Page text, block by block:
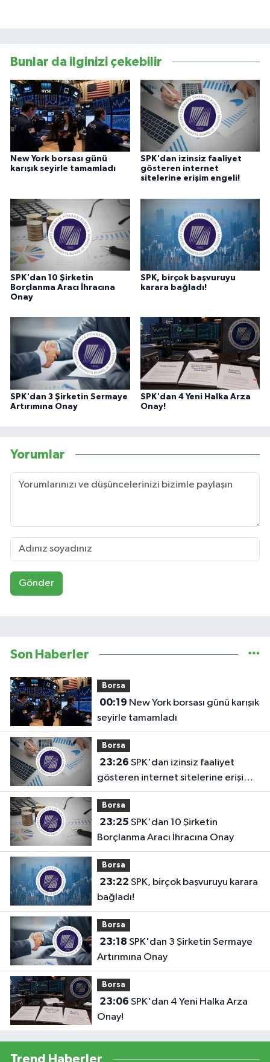
Bunlar da ilginizi çekebilir
New York borsası günü
karışık seyirle tamamladı
SPK'dan izinsiz faaliyet
gösteren internet
sitelerine erişim engeli!
SPK'dan 10 Şirketin
Borçlanma Aracı İhracına
Onay
SPK, birçok başvuruyu
karara bağladı!
SPK'dan 3 Şirketin Sermaye
Artırımına Onay
SPK'dan 4 Yeni Halka Arza
Onay!
Yorumlar
Gönder
Son Haberler
Borsa
00:19
seyirle tamamladı
Borsa
23:26
gösteren internet sitelerine erişim
engeli!
Borsa
23:25
Borçlanma Aracı İhracına Onay
Borsa
23:22
bağladı!
Borsa
23:18
Artırımına Onay
Borsa
23:06
Onay!
Trend Haberler